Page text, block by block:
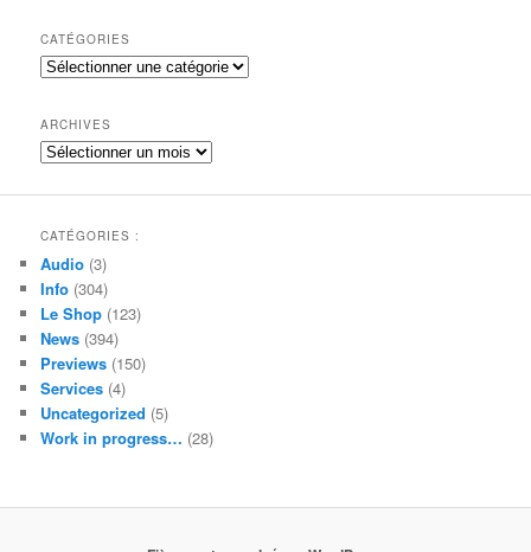
h
e
r
h
e
CATÉGORIES
Catégories
ARCHIVES
Archives
CATÉGORIES :
Audio (3)
Info (304)
Le Shop (123)
News (394)
Previews (150)
Services (4)
Uncategorized (5)
Work in progress… (28)